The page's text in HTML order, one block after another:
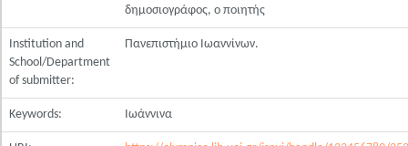
δημοσιογράφος, ο ποιητής
Institution and
School/Department
of submitter:
Πανεπιστήμιο Ιωαννίνων.
Keywords: Ιωάννινα